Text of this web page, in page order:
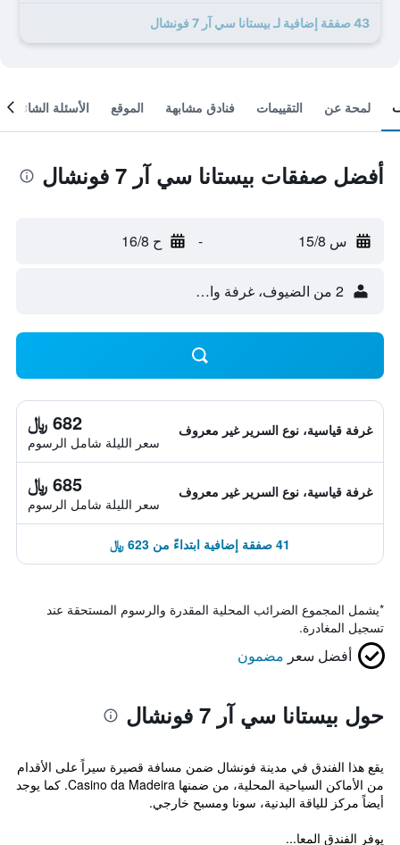
43 صفقة إضافية لـ بيستانا سي آر 7 فونشال
لمحة عن التقييمات فنادق مشابهة الموقع الأسئلة الشائعة
أفضل صفقات بيستانا سي آر 7 فونشال
س 15/8 - ح 16/8
2 من الضيوف، غرفة واحدة
غرفة قياسية، نوع السرير غير معروف 682 ﷼
سعر الليلة شامل الرسوم
غرفة قياسية، نوع السرير غير معروف 685 ﷼
سعر الليلة شامل الرسوم
41 صفقة إضافية ابتداءً من 623 ﷼
*يشمل المجموع الضرائب المحلية المقدرة والرسوم المستحقة عند
تسجيل المغادرة.
أفضل سعر مضمون
حول بيستانا سي آر 7 فونشال
يقع هذا الفندق في مدينة فونشال ضمن مسافة قصيرة سيراً على الأقدام
من الأماكن السياحية المحلية، من ضمنها Casino da Madeira. كما يوجد
أيضاً مركز للياقة البدنية، سونا ومسبح خارجي.
يوفر الفندق المعا...